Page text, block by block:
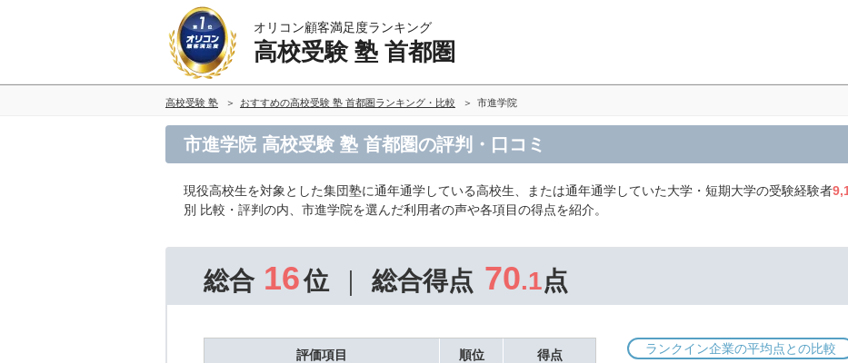
オリコン顧客満足度ランキング
高校受験 塾 首都圏
高校受験 塾 おすすめの高校受験 塾 首都圏ランキング・比較 市進学院
市進学院 高校受験 塾 首都圏の評判・口コミ
現役高校生を対象とした集団塾に通年通学している高校生、または通年通学していた大学・短期大学の受験経験者
別 比較・評判の内、市進学院を選んだ利用者の声や各項目の得点を紹介。
総合 16位 総合得点 70.1点
評価項目 順位 得点 ランクイン企業の平均点との比較